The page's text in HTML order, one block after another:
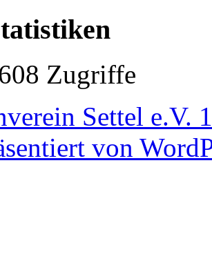
Zugriffe
Settel e.V.
von